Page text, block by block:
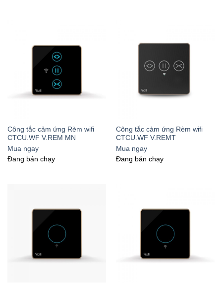
Công tắc cảm ứng Rèm wifi
CTCU.WF V.REM MN
Mua ngay
Đang bán chạy
Công tắc cảm ứng Rèm wifi
CTCU.WF V.REMT
Mua ngay
Đang bán chạy